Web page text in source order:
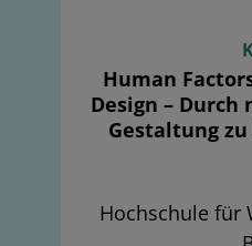
Human
Design –
Gestaltung
Hochschule für